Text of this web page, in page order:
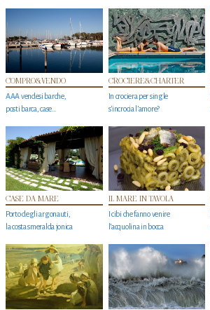
COMPRO&VENDO
AAA vendesi barche,
posti barca, case…
CROCIERE&CHARTER
In crociera per single
s'incrocia l’amore?
CASE DA MARE
Porto degli argonauti,
la costa smeralda jonica
IL MARE IN TAVOLA
I cibi che fanno venire
l’acquolina in bocca